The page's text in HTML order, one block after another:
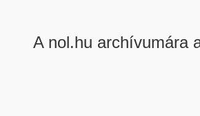
A nol.hu archívumára